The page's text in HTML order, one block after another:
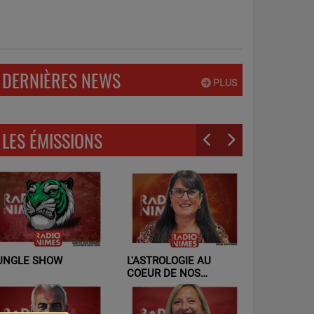
PLUS
DERNIÈRES NEWS
LES ÉMISSIONS
SHOW
L'ASTROLOGIE AU
COEUR DE NOS
RELATIONS - UN AUTRE